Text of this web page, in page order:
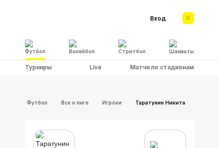
Футбол Волейбол Стритбол Шахматы
Вход
Турниры Live Матчи по стадионам
Футбол Все о лиге Игроки Таратунин Никита